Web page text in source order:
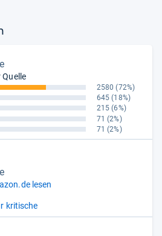
2580 (72%)
645 (18%)
215 (6%)
71 (2%)
71 (2%)
lesen
kritische